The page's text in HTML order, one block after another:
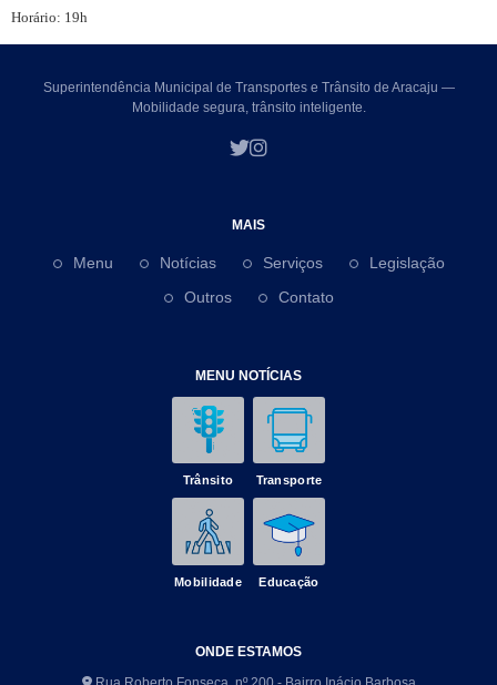
Horário: 19h
Superintendência Municipal de Transportes e Trânsito de Aracaju —
Mobilidade segura, trânsito inteligente.
MAIS
Menu Notícias Serviços
Legislação
Outros
Contato
MENU NOTÍCIAS
Trânsito Transporte
Mobilidade Educação
ONDE ESTAMOS